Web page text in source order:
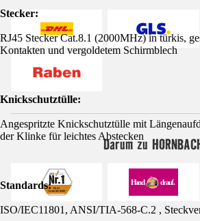
Stecker:
RJ45 Stecker Cat.8.1 (2000MHz) in türkis,
Kontakten und vergoldetem Schirmblech
Knickschutztülle:
Angespritzte Knickschutztülle mit
der Klinke für leichtes Abstecken
Standards:
ISO/IEC11801, ANSI/TIA-568-C.2 ,
Darum zu